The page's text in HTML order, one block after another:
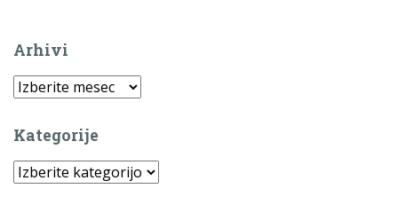
Arhivi
Arhivi
Kategorije
Kategorije